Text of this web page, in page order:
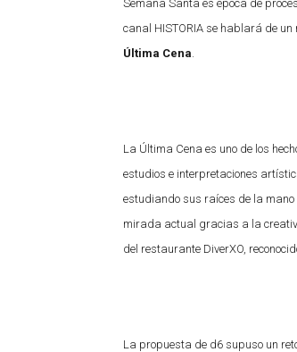
Semana Santa es época de
canal HISTORIA se hablará de
Última Cena
La Última Cena es uno de los
estudios e interpretaciones
estudiando sus raíces de la
mirada actual gracias a la
del restaurante DiverXO,
La propuesta de d6 supuso un